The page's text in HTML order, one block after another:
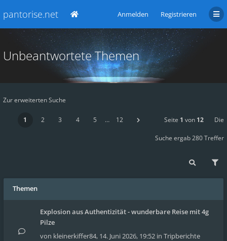
pantorise.net Anmelden Registrieren
Unbeantwortete Themen
Zur erweiterten Suche
1 2 3 4 5 … 12 Seite 1 von 12 Die
Suche ergab 280 Treffer
Themen
Explosion aus Authentizität - wunderbare Reise mit 4g
Pilze
von kleinerkiffer84, 14. Juni 2026, 19:52 in Tripberichte